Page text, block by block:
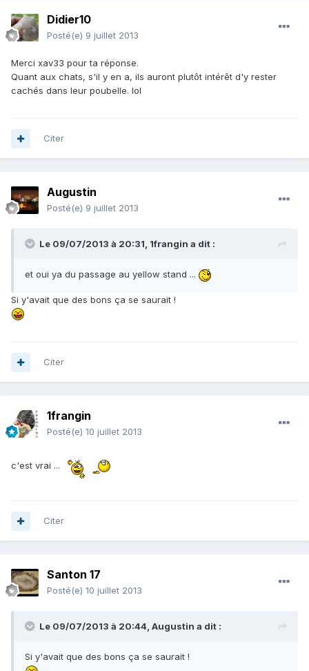
Didier10
Posté(e) 9 juillet 2013
Merci xav33 pour ta réponse.
Quant aux chats, s'il y en a, ils auront plutôt intérêt d'y rester
cachés dans leur poubelle. lol
Citer
Augustin
Posté(e) 9 juillet 2013
Le 09/07/2013 à 20:31, 1frangin a dit :
et oui ya du passage au yellow stand ...
Si y'avait que des bons ça se saurait !
Citer
1frangin
Posté(e) 10 juillet 2013
c'est vrai ...
Citer
Santon 17
Posté(e) 10 juillet 2013
Le 09/07/2013 à 20:44, Augustin a dit :
Si y'avait que des bons ça se saurait !